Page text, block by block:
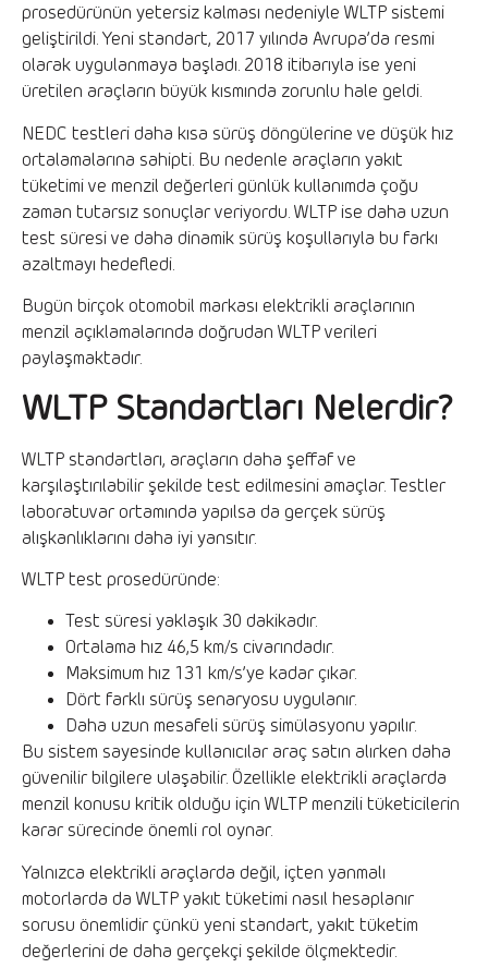
prosedürünün yetersiz kalması nedeniyle WLTP sistemi
geliştirildi. Yeni standart, 2017 yılında Avrupa’da resmi
olarak uygulanmaya başladı. 2018 itibarıyla ise yeni
üretilen araçların büyük kısmında zorunlu hale geldi.
NEDC testleri daha kısa sürüş döngülerine ve düşük hız
ortalamalarına sahipti. Bu nedenle araçların yakıt
tüketimi ve menzil değerleri günlük kullanımda çoğu
zaman tutarsız sonuçlar veriyordu. WLTP ise daha uzun
test süresi ve daha dinamik sürüş koşullarıyla bu farkı
azaltmayı hedefledi.
Bugün birçok otomobil markası elektrikli araçlarının
menzil açıklamalarında doğrudan WLTP verileri
paylaşmaktadır.
WLTP Standartları Nelerdir?
WLTP standartları, araçların daha şeffaf ve
karşılaştırılabilir şekilde test edilmesini amaçlar. Testler
laboratuvar ortamında yapılsa da gerçek sürüş
alışkanlıklarını daha iyi yansıtır.
WLTP test prosedüründe:
Test süresi yaklaşık 30 dakikadır.
Ortalama hız 46,5 km/s civarındadır.
Maksimum hız 131 km/s’ye kadar çıkar.
Dört farklı sürüş senaryosu uygulanır.
Daha uzun mesafeli sürüş simülasyonu yapılır.
Bu sistem sayesinde kullanıcılar araç satın alırken daha
güvenilir bilgilere ulaşabilir. Özellikle elektrikli araçlarda
menzil konusu kritik olduğu için WLTP menzili tüketicilerin
karar sürecinde önemli rol oynar.
Yalnızca elektrikli araçlarda değil, içten yanmalı
motorlarda da WLTP yakıt tüketimi nasıl hesaplanır
sorusu önemlidir çünkü yeni standart, yakıt tüketim
değerlerini de daha gerçekçi şekilde ölçmektedir.